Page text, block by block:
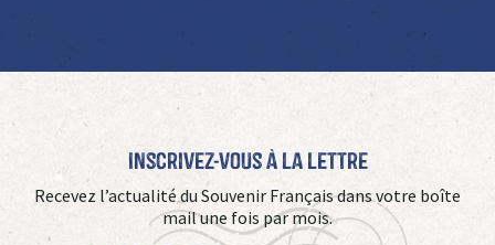
Inscrivez-vous à La Lettre
Recevez l’actualité du Souvenir Français dans votre boîte
mail une fois par mois.